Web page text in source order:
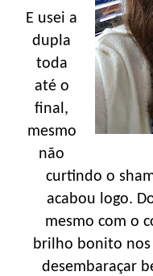
E usei a
dupla
toda
até o
final,
mesmo
não
curtindo o
acabou logo.
mesmo com o
brilho bonito
desembaraçar